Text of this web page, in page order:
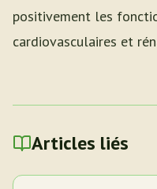
positivement les
cardiovasculaires et
Articles liés